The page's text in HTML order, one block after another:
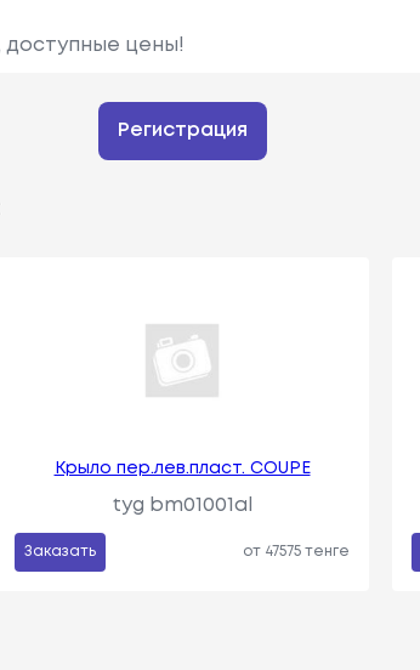
доступные цены!
Регистрация
Крыло пер.лев.пласт. COUPE
tyg bm01001al
Заказать от 47575 тенге